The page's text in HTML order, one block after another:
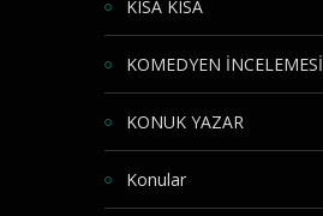
KISA KISA
KOMEDYEN İNCELEMESİ
KONUK YAZAR
Konular